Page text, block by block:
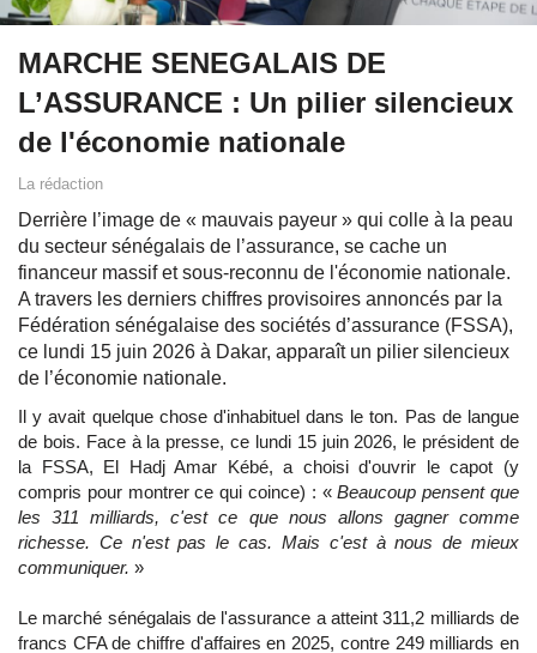
MARCHE SENEGALAIS DE
L’ASSURANCE : Un pilier silencieux
de l'économie nationale
La rédaction
Derrière l’image de « mauvais payeur » qui colle à la peau
du secteur sénégalais de l’assurance, se cache un
financeur massif et sous-reconnu de l'économie nationale.
A travers les derniers chiffres provisoires annoncés par la
Fédération sénégalaise des sociétés d’assurance (FSSA),
ce lundi 15 juin 2026 à Dakar, apparaît un pilier silencieux
de l’économie nationale.
Il y avait quelque chose d'inhabituel dans le ton. Pas de langue
de bois. Face à la presse, ce lundi 15 juin 2026, le président de
la FSSA, El Hadj Amar Kébé, a choisi d'ouvrir le capot (y
compris pour montrer ce qui coince) : «Beaucoup pensent que
les 311 milliards, c'est ce que nous allons gagner comme
richesse. Ce n'est pas le cas. Mais c'est à nous de mieux
communiquer. »
Le marché sénégalais de l'assurance a atteint 311,2 milliards de
francs CFA de chiffre d'affaires en 2025, contre 249 milliards en